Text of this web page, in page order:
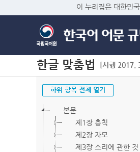
이 누리집은 대한민
한글 맞춤법 [시행 2017.
하위 항목 전체 열기
본문
제1장 총칙
제2장 자모
제3장 소리에 관한 것